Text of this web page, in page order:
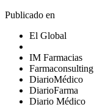
Publicado en
El Global
IM Farmacias
Farmaconsulting
DiarioMédico
DiarioFarma
Diario Médico